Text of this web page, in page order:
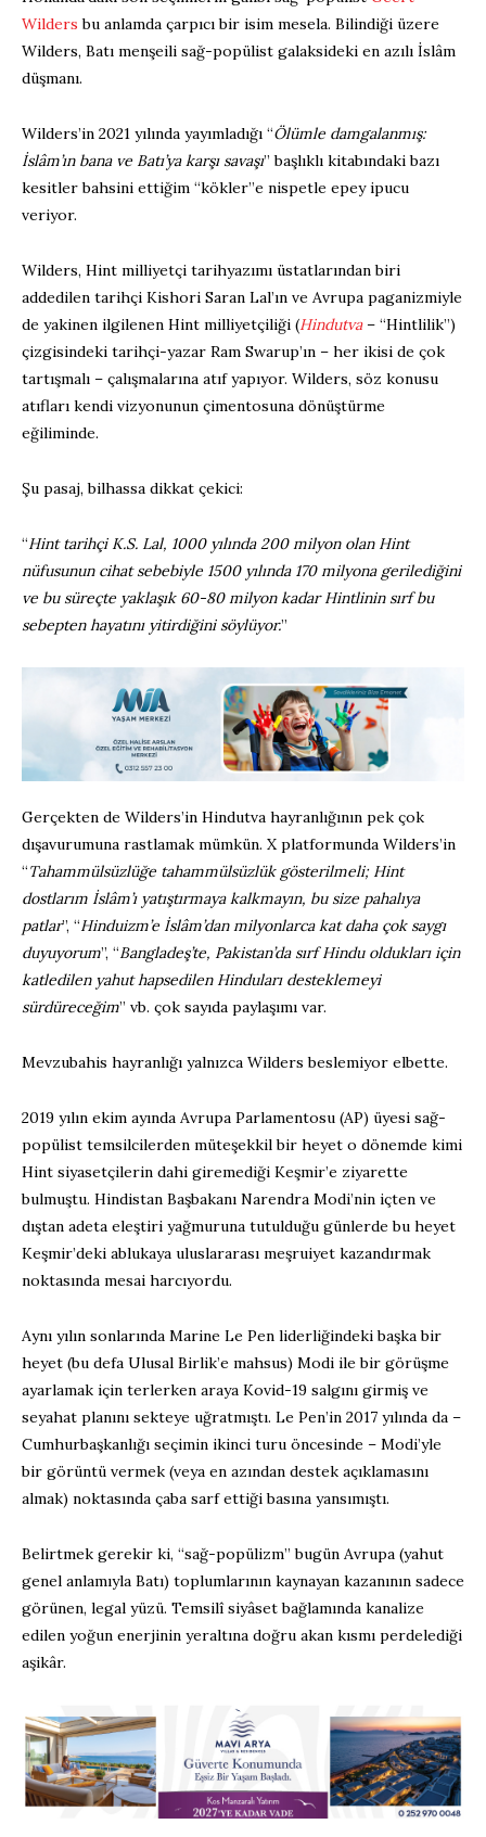
Wilders bu anlamda çarpıcı bir isim mesela. Bilindiği üzere
Wilders, Batı menşeili sağ-popülist galaksideki en azılı İslâm
düşmanı.
Wilders’in 2021 yılında yayımladığı “Ölümle damgalanmış:
İslâm’ın bana ve Batı’ya karşı savaşı” başlıklı kitabındaki bazı
kesitler bahsini ettiğim “kökler”e nispetle epey ipucu
veriyor.
Wilders, Hint milliyetçi tarihyazımı üstatlarından biri
addedilen tarihçi Kishori Saran Lal’ın ve Avrupa paganizmiyle
de yakinen ilgilenen Hint milliyetçiliği (Hindutva– “Hintlilik”)
çizgisindeki tarihçi-yazar Ram Swarup’ın – her ikisi de çok
tartışmalı – çalışmalarına atıf yapıyor. Wilders, söz konusu
atıfları kendi vizyonunun çimentosuna dönüştürme
eğiliminde.
Şu pasaj, bilhassa dikkat çekici:
“Hint tarihçi K.S. Lal, 1000 yılında 200 milyon olan Hint
nüfusunun cihat sebebiyle 1500 yılında 170 milyona gerilediğini
ve bu süreçte yaklaşık 60-80 milyon kadar Hintlinin sırf bu
sebepten hayatını yitirdiğini söylüyor.”
Gerçekten de Wilders’in Hindutva hayranlığının pek çok
dışavurumuna rastlamak mümkün. X platformunda Wilders’in
“Tahammülsüzlüğe tahammülsüzlük gösterilmeli; Hint
dostlarım İslâm’ı yatıştırmaya kalkmayın, bu size pahalıya
patlar”, “Hinduizm’e İslâm’dan milyonlarca kat daha çok saygı
duyuyorum”, “Bangladeş’te, Pakistan’da sırf Hindu oldukları için
katledilen yahut hapsedilen Hinduları desteklemeyi
sürdüreceğim” vb. çok sayıda paylaşımı var.
Mevzubahis hayranlığı yalnızca Wilders beslemiyor elbette.
2019 yılın ekim ayında Avrupa Parlamentosu (AP) üyesi sağ-
popülist temsilcilerden müteşekkil bir heyet o dönemde kimi
Hint siyasetçilerin dahi giremediği Keşmir’e ziyarette
bulmuştu. Hindistan Başbakanı Narendra Modi’nin içten ve
dıştan adeta eleştiri yağmuruna tutulduğu günlerde bu heyet
Keşmir’deki ablukaya uluslararası meşruiyet kazandırmak
noktasında mesai harcıyordu.
Aynı yılın sonlarında Marine Le Pen liderliğindeki başka bir
heyet (bu defa Ulusal Birlik’e mahsus) Modi ile bir görüşme
ayarlamak için terlerken araya Kovid-19 salgını girmiş ve
seyahat planını sekteye uğratmıştı. Le Pen’in 2017 yılında da –
Cumhurbaşkanlığı seçimin ikinci turu öncesinde – Modi’yle
bir görüntü vermek (veya en azından destek açıklamasını
almak) noktasında çaba sarf ettiği basına yansımıştı.
Belirtmek gerekir ki, “sağ-popülizm” bugün Avrupa (yahut
genel anlamıyla Batı) toplumlarının kaynayan kazanının sadece
görünen, legal yüzü. Temsilî siyâset bağlamında kanalize
edilen yoğun enerjinin yeraltına doğru akan kısmı perdelediği
aşikâr.